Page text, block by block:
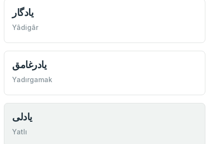
يادگار
Yâdigâr
يادرغامق
Yadırgamak
يادلی
Yatlı